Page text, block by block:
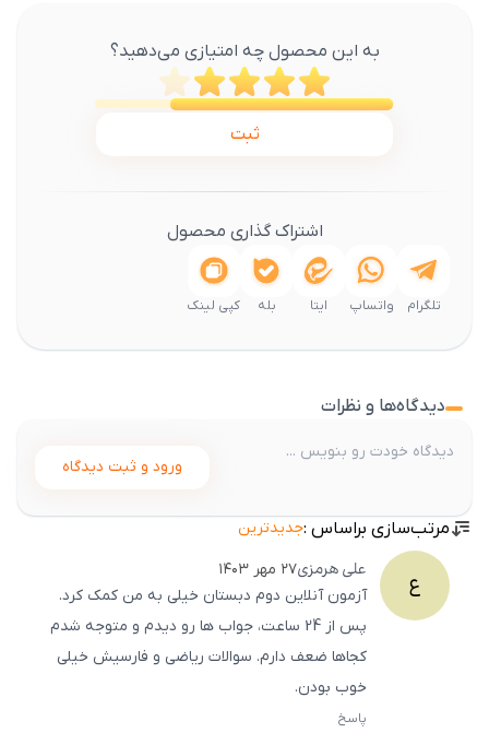
به این محصول چه امتیازی می‌دهید؟
ثبت
اشتراک گذاری محصول
تلگرام واتساپ ایتا بله کپی لینک
دیدگاه‌ها و نظرات
ورود و ثبت دیدگاه
مرتب‌سازی براساس :جدیدترین
ع علیهرمزی۲۷ مهر ۱۴۰۳
آزمون آنلاین دوم دبستان خیلی به من کمک کرد.
پس از 24 ساعت، جواب‌ ها رو دیدم و متوجه شدم
کجاها ضعف دارم. سوالات ریاضی و فارسیش خیلی
خوب بودن.
پاسخ